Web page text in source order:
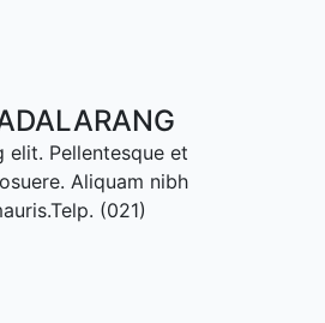
Pellentesque et
Aliquam nibh
(021)